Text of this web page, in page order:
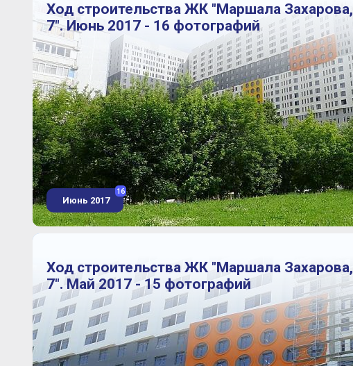
Ход строительства ЖК "Маршала Захарова,
7". Июнь 2017 - 16 фотографий
Июнь 2017
16
Ход строительства ЖК "Маршала Захарова,
7". Май 2017 - 15 фотографий